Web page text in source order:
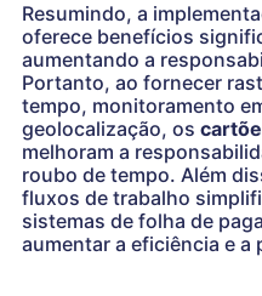
Resumindo, a
oferece benefícios
aumentando a
Portanto, ao fornecer
tempo, monitoramento
geolocalização, os
melhoram a
roubo de tempo. Além
fluxos de trabalho
sistemas de folha de
aumentar a eficiência e a